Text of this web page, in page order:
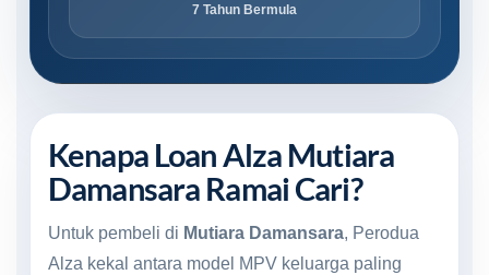
7 Tahun Bermula
Kenapa Loan Alza Mutiara
Damansara Ramai Cari?
Untuk pembeli di Mutiara Damansara, Perodua
Alza kekal antara model MPV keluarga paling